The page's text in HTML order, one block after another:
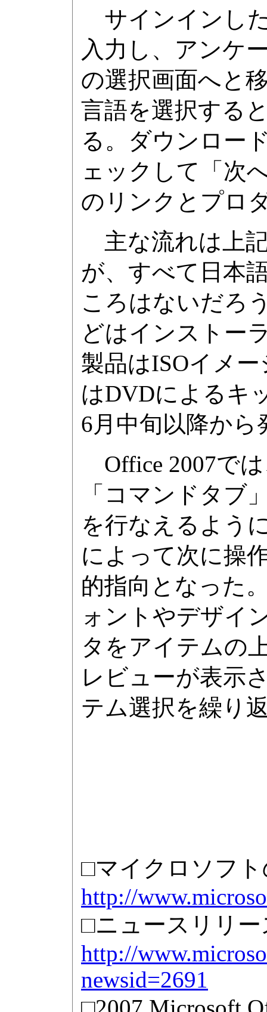
サインインし
入力し、アンケ
の選択画面へと
言語を選択する
る。ダウンロー
ェックして「次
のリンクとプロ
主な流れは上
が、すべて日本
ころはないだろ
どはインストー
製品はISOイメ
はDVDによるキ
6月中旬以降から
Office 2007で
「コマンドタブ
を行なえるよう
によって次に操
的指向となった
ォントやデザイ
タをアイテムの
レビューが表示
テム選択を繰り
□マイクロソフ
http://
□ニュースリリー
http://
newsid=2691